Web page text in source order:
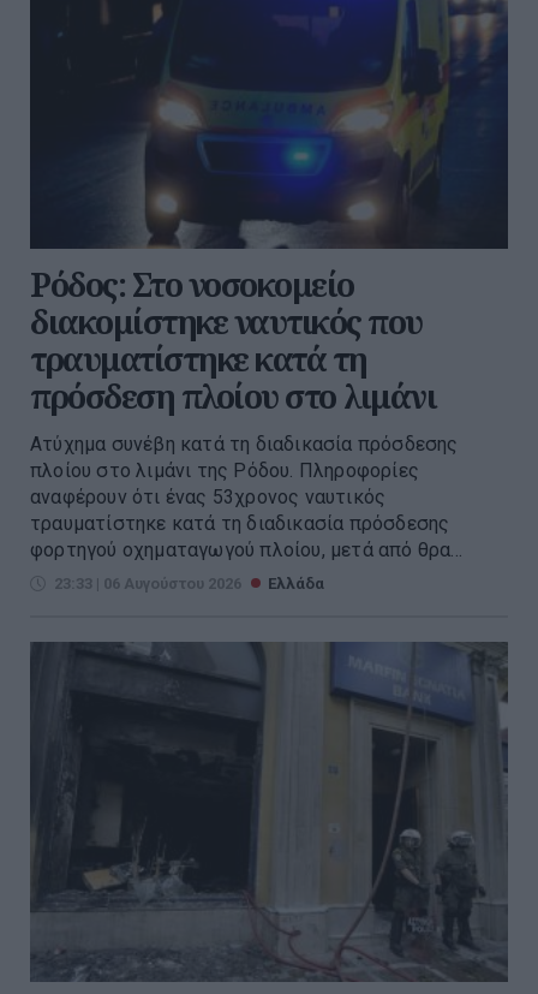
Ρόδος: Στο νοσοκομείο
διακομίστηκε ναυτικός που
τραυματίστηκε κατά τη
πρόσδεση πλοίου στο λιμάνι
Ατύχημα συνέβη κατά τη διαδικασία πρόσδεσης
πλοίου στο λιμάνι της Ρόδου. Πληροφορίες
αναφέρουν ότι ένας 53χρονος ναυτικός
τραυματίστηκε κατά τη διαδικασία πρόσδεσης
φορτηγού οχηματαγωγού πλοίου, μετά από θρα...
23:33 | 06 Αυγούστου 2026 Ελλάδα